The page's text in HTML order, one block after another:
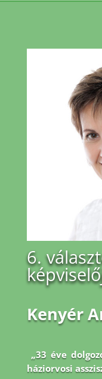
6.
Kenyér
„33 éve
háziorvosi